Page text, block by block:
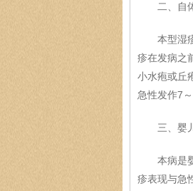
二、自体
本型湿疹
疹在发病之
小水疱或丘
急性发作7
三、婴
本病是婴
疹表现与急